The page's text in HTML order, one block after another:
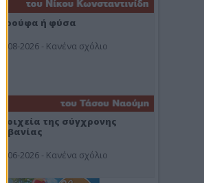
Ή ρούφα ή φύσα
03-08-2026 - Κανένα σχόλιο
Στοιχεία της σύγχρονης
Αλβανίας
19-06-2026 - Κανένα σχόλιο